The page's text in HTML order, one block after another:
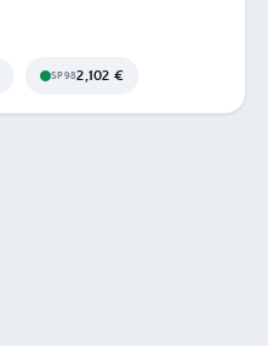
SP982,102 €